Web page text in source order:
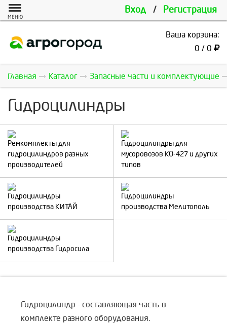
Вход / Регистрация
МЕНЮ
Ваша корзина:
0 / 0
Главная Каталог Запасные части и комплектующие
Гидроцилиндры
Ремкомплекты для
гидроцилиндров разных
производителей
Гидроцилиндры для
мусоровозов КО-427 и других
типов
Гидроцилиндры
производства КИТАЙ
Гидроцилиндры
производства Мелитополь
Гидроцилиндры
производства Гидросила
Гидроцилиндр - составляющая часть в
комплекте разного оборудования.